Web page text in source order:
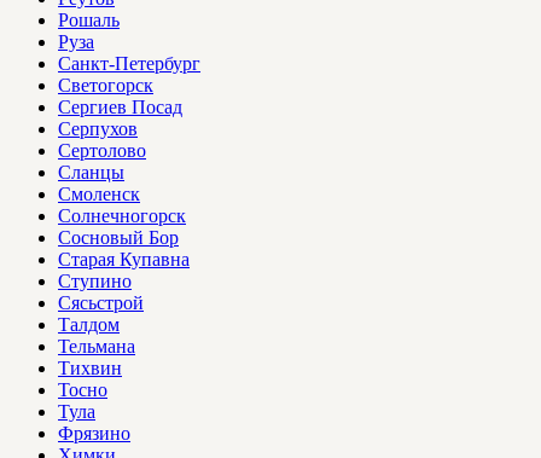
Рошаль
Руза
Санкт-Петербург
Светогорск
Сергиев Посад
Серпухов
Сертолово
Сланцы
Смоленск
Солнечногорск
Сосновый Бор
Старая Купавна
Ступино
Сясьстрой
Талдом
Тельмана
Тихвин
Тосно
Тула
Фрязино